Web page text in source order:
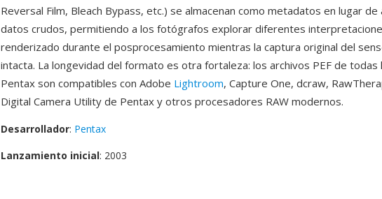
Reversal Film, Bleach Bypass, etc.) se almacenan como metadatos en lugar de
datos crudos, permitiendo a los fotógrafos explorar diferentes
renderizado durante el posprocesamiento mientras la captura original del
intacta. La longevidad del formato es otra fortaleza: los archivos PEF de
Pentax son compatibles con Adobe Lightroom, Capture One, dcraw,
Digital Camera Utility de Pentax y otros procesadores RAW modernos.
Desarrollador: Pentax
Lanzamiento inicial: 2003